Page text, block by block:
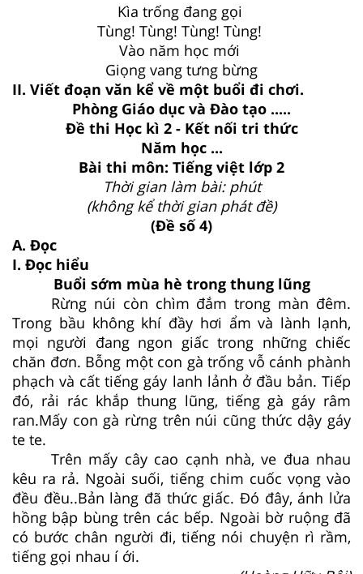
Kìa trống đang gọi
Tùng! Tùng! Tùng! Tùng!
Vào năm học mới
Giọng vang tưng bừng
II. Viết đoạn văn kể về một buổi đi chơi.
Phòng Giáo dục và Đào tạo .....
Đề thi Học kì 2 - Kết nối tri thức
Năm học ...
Bài thi môn: Tiếng việt lớp 2
Thời gian làm bài: phút
(không kể thời gian phát đề)
(Đề số 4)
A. Đọc
I. Đọc hiểu
Buổi sớm mùa hè trong thung lũng
Rừng núi còn chìm đắm trong màn đêm.
Trong bầu không khí đầy hơi ẩm và lành lạnh,
mọi người đang ngon giấc trong những chiếc
chăn đơn. Bỗng một con gà trống vỗ cánh phành
phạch và cất tiếng gáy lanh lảnh ở đầu bản. Tiếp
đó, rải rác khắp thung lũng, tiếng gà gáy râm
ran.Mấy con gà rừng trên núi cũng thức dậy gáy
te te.
Trên mấy cây cao cạnh nhà, ve đua nhau
kêu ra rả. Ngoài suối, tiếng chim cuốc vọng vào
đều đều..Bản làng đã thức giấc. Đó đây, ánh lửa
hồng bập bùng trên các bếp. Ngoài bờ ruộng đã
có bước chân người đi, tiếng nói chuyện rì rầm,
tiếng gọi nhau í ới.